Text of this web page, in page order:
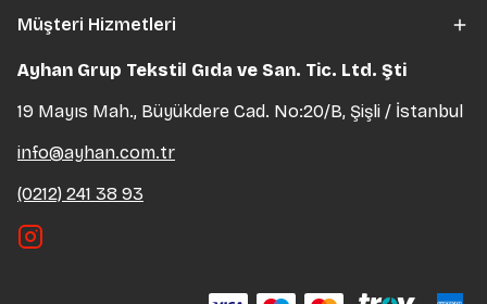
Müşteri Hizmetleri
Ayhan Grup Tekstil Gıda ve San. Tic. Ltd. Şti
19 Mayıs Mah., Büyükdere Cad. No:20/B, Şişli / İstanbul
info@ayhan.com.tr
(0212) 241 38 93